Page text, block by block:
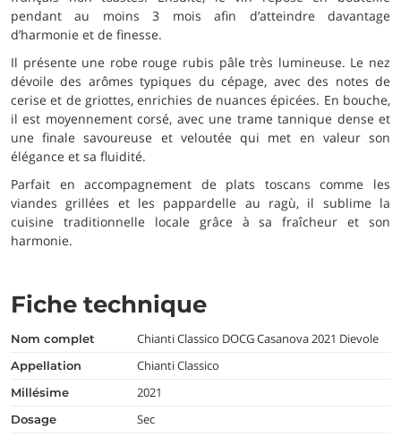
pendant au moins 3 mois afin d’atteindre davantage
d’harmonie et de finesse.
Il présente une robe rouge rubis pâle très lumineuse. Le nez
dévoile des arômes typiques du cépage, avec des notes de
cerise et de griottes, enrichies de nuances épicées. En bouche,
il est moyennement corsé, avec une trame tannique dense et
une finale savoureuse et veloutée qui met en valeur son
élégance et sa fluidité.
Parfait en accompagnement de plats toscans comme les
viandes grillées et les pappardelle au ragù, il sublime la
cuisine traditionnelle locale grâce à sa fraîcheur et son
harmonie.
Fiche technique
nom complet Chianti Classico DOCG Casanova 2021 Dievole
appellation Chianti Classico
millésime 2021
dosage Sec